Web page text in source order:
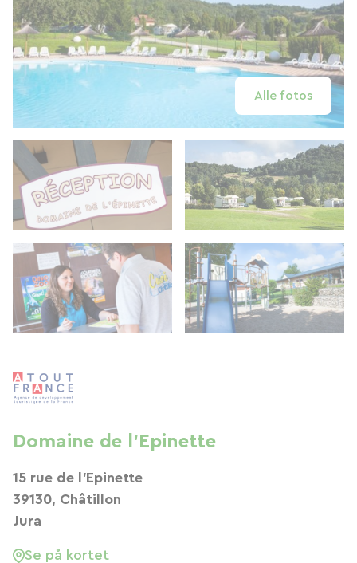
Alle fotos
Domaine de l'Epinette
15 rue de l'Epinette
39130, Châtillon
Jura
Se på kortet